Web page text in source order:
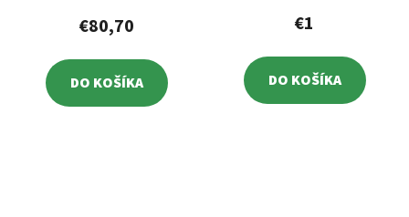
€80,70
DO KOŠÍKA
€1
DO KOŠÍKA